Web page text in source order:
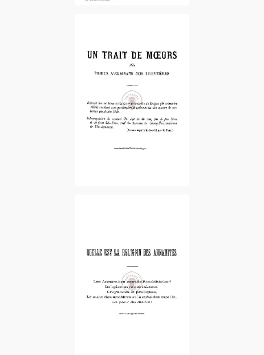
1895-1er Fascicule
1895-3e et dernier Fascicule